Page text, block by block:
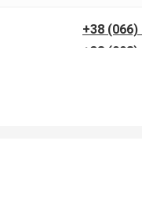
+38 (066)
+38
от 150 до 300